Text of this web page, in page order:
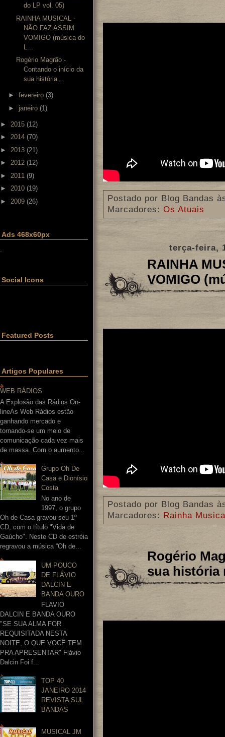
do LP vol. 05)
RAINHA MUSICAL -
NÃO FAZ ASSIM
VOMIGO (música do
L...
Rogério Magrão -
Contando o início da
sua história...
► fevereiro (3)
► janeiro (1)
► 2015 (12)
► 2014 (70)
► 2013 (21)
► 2012 (12)
► 2011 (9)
► 2010 (19)
► 2009 (26)
Ads 468x60px
.
Social Icons
Featured Posts
Artigos Populares
WEB RÁDIOS
A Explosão das Rádios On-
lineAs Web Rádios estão
ganhando mercado e
tornando-se um meio de
comunicação cada vez mais
de massa. Com o aumento...
Grupo Oh De
Casa e Dionísio
Costa
No ano de
1997, o grupo
Oh de Casa gravou seu 1º
CD, com o título "Vida de
Gaúcho". Neste CD de estréia
regravou a música “Oh de...
UM POUCO
DE FLÁVIO
DALCIN E
BANDA OURO
FLAVIO
DALCIN E BANDA OURO
"SE SUA ALMA FOR
REQUISITADA NESTA
NOITE, O QUE VOCÊ TEM
PRA APRESENTAR" Flávio
Dalcin Foi f...
TOP 40
JANEIRO 2014
REVISTA SUL
BANDAS
MUSICAL JM
Postado por Blog Bandas
Marcadores: Os Atuais
terça-feira,
RAINHA
VOMIGO
Postado por Blog Bandas
Marcadores: Rainha
Rogério
sua história